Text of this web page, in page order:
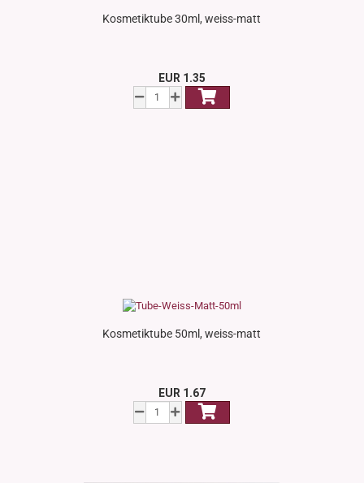
Kosmetiktube 30ml, weiss-matt
EUR 1.35
Kosmetiktube 50ml, weiss-matt
EUR 1.67